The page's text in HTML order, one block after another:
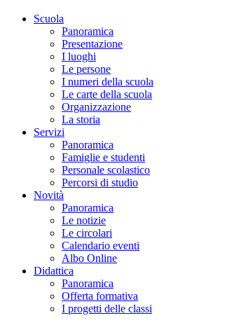
Scuola
Panoramica
Presentazione
I luoghi
Le persone
I numeri della scuola
Le carte della scuola
Organizzazione
La storia
Servizi
Panoramica
Famiglie e studenti
Personale scolastico
Percorsi di studio
Novità
Panoramica
Le notizie
Le circolari
Calendario eventi
Albo Online
Didattica
Panoramica
Offerta formativa
I progetti delle classi